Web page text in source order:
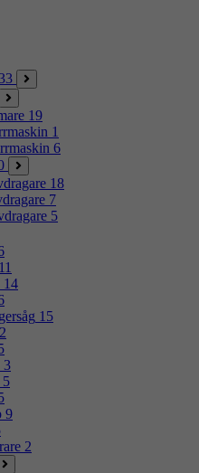
19
1
6
18
7
5
11
14
15
2
3
5
9
2